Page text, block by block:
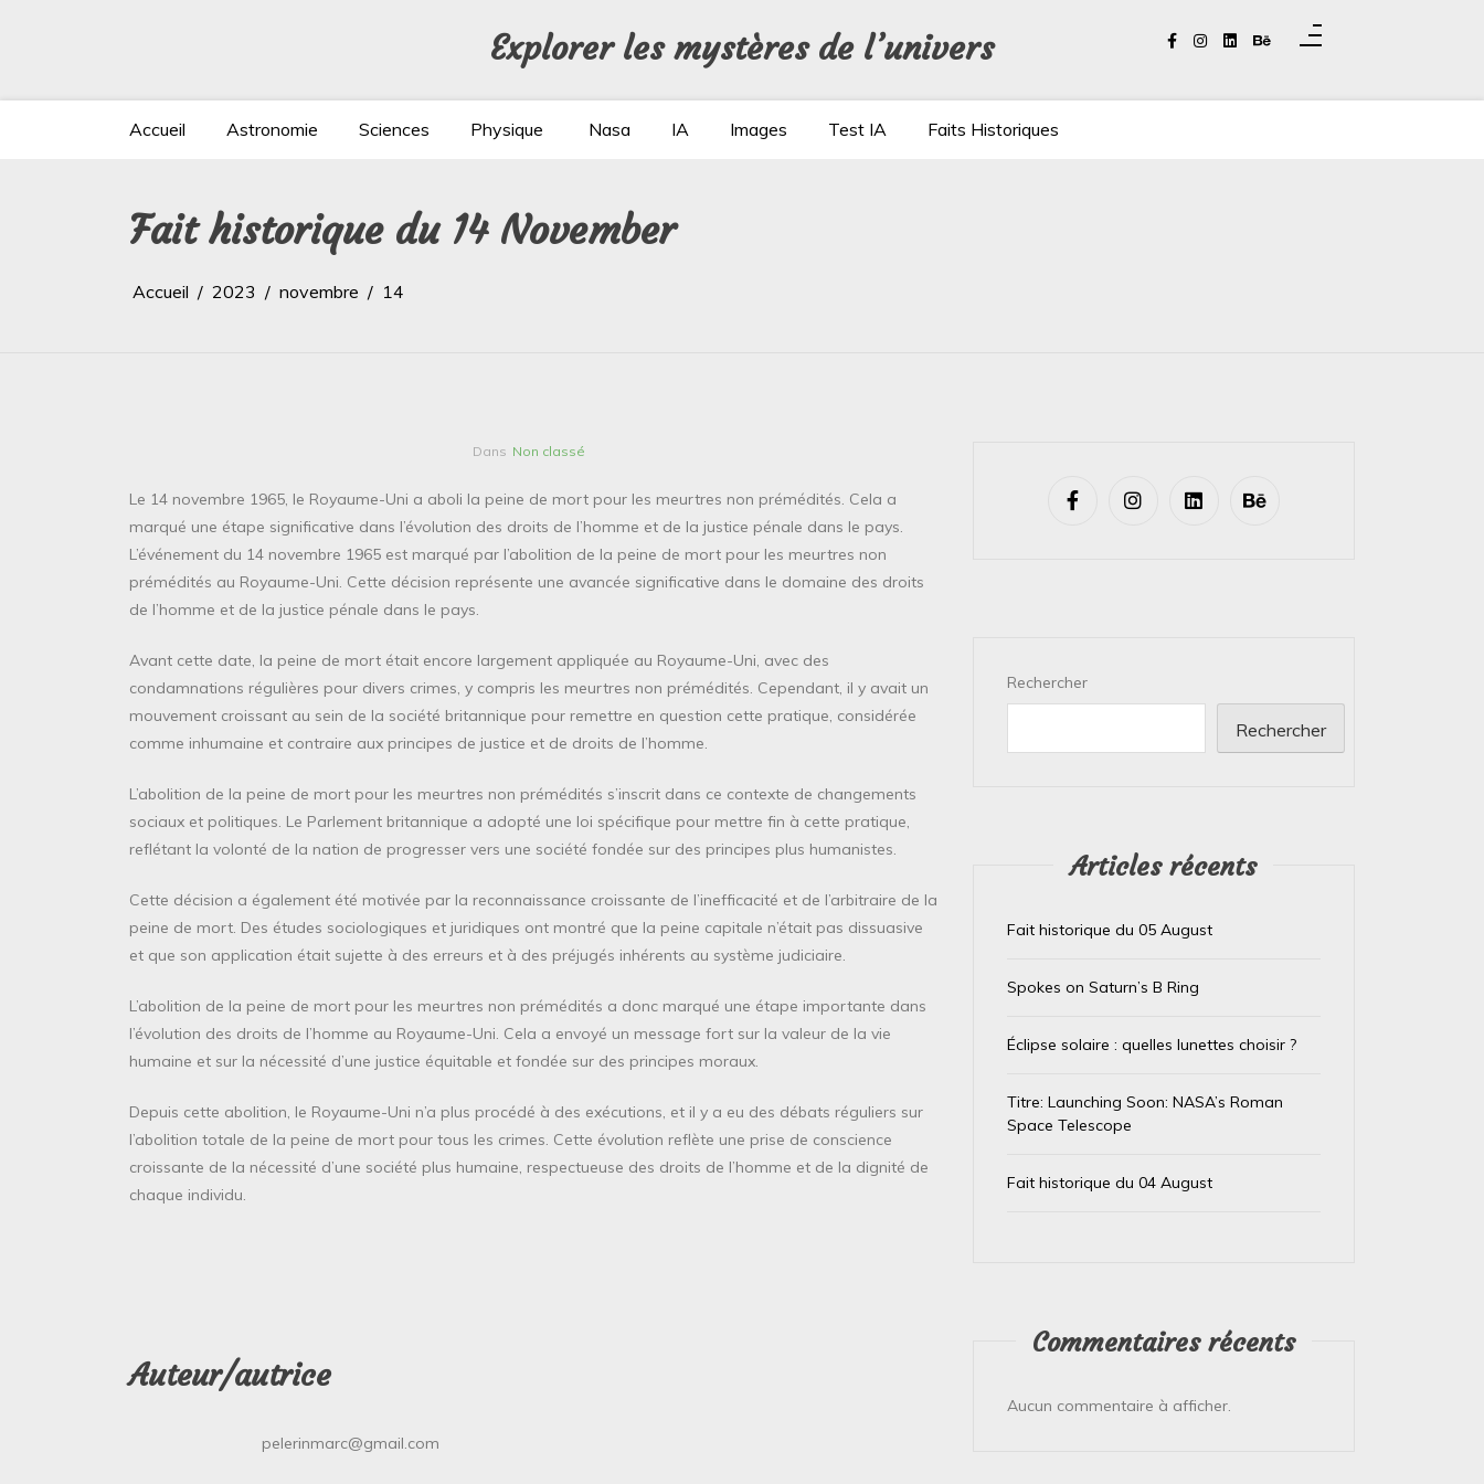
Explorer les mystères de l’univers
Accueil Astronomie Sciences Physique Nasa IA Images Test IA Faits Historiques
Fait historique du 14 November
Accueil 2023 novembre 14
Dans Non classé
Le 14 novembre 1965, le Royaume-Uni a aboli la peine de mort pour les meurtres non prémédités. Cela a
marqué une étape significative dans l’évolution des droits de l’homme et de la justice pénale dans le pays.
L’événement du 14 novembre 1965 est marqué par l’abolition de la peine de mort pour les meurtres non
prémédités au Royaume-Uni. Cette décision représente une avancée significative dans le domaine des droits
de l’homme et de la justice pénale dans le pays.
Avant cette date, la peine de mort était encore largement appliquée au Royaume-Uni, avec des
condamnations régulières pour divers crimes, y compris les meurtres non prémédités. Cependant, il y avait un
mouvement croissant au sein de la société britannique pour remettre en question cette pratique, considérée
comme inhumaine et contraire aux principes de justice et de droits de l’homme.
L’abolition de la peine de mort pour les meurtres non prémédités s’inscrit dans ce contexte de changements
sociaux et politiques. Le Parlement britannique a adopté une loi spécifique pour mettre fin à cette pratique,
reflétant la volonté de la nation de progresser vers une société fondée sur des principes plus humanistes.
Cette décision a également été motivée par la reconnaissance croissante de l’inefficacité et de l’arbitraire de la
peine de mort. Des études sociologiques et juridiques ont montré que la peine capitale n’était pas dissuasive
et que son application était sujette à des erreurs et à des préjugés inhérents au système judiciaire.
L’abolition de la peine de mort pour les meurtres non prémédités a donc marqué une étape importante dans
l’évolution des droits de l’homme au Royaume-Uni. Cela a envoyé un message fort sur la valeur de la vie
humaine et sur la nécessité d’une justice équitable et fondée sur des principes moraux.
Depuis cette abolition, le Royaume-Uni n’a plus procédé à des exécutions, et il y a eu des débats réguliers sur
l’abolition totale de la peine de mort pour tous les crimes. Cette évolution reflète une prise de conscience
croissante de la nécessité d’une société plus humaine, respectueuse des droits de l’homme et de la dignité de
chaque individu.
Auteur/autrice
pelerinmarc@gmail.com
Rechercher
Rechercher
Articles récents
Fait historique du 05 August
Spokes on Saturn’s B Ring
Éclipse solaire : quelles lunettes choisir ?
Titre: Launching Soon: NASA’s Roman
Space Telescope
Fait historique du 04 August
Commentaires récents
Aucun commentaire à afficher.